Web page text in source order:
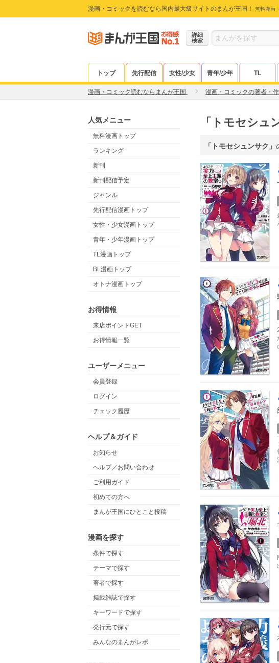
漫画・コミックを読むなら国内最大級サイトのまんが王国！ 無料漫画
詳細
検索
トップ 先行配信 女性/少女 青年/少年 TL
漫画・コミック読むならまんが王国 漫画・コミックの著者・
人気メニュー
無料漫画トップ
ランキング
新刊
新刊配信予定
ジャンル
先行配信漫画トップ
女性・少女漫画トップ
青年・少年漫画トップ
TL漫画トップ
BL漫画トップ
オトナ漫画トップ
お得情報
来店ポイントGET
お得情報一覧
ユーザーメニュー
会員登録
ログイン
チェック履歴
ヘルプ＆ガイド
お知らせ
ヘルプ／お問い合わせ
ご利用ガイド
初めての方へ
まんが王国にひとこと投稿
漫画を探す
条件で探す
テーマで探す
著者で探す
掲載雑誌で探す
キーワードで探す
発行元で探す
みんなのまんがレポ
「トモセシュ
「トモセシュンサク」